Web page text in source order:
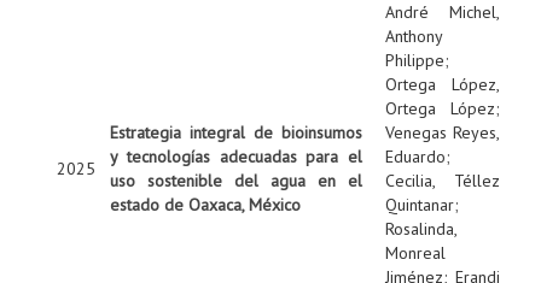
2025
Estrategia integral de bioinsumos
y tecnologías adecuadas para el
uso sostenible del agua en el
estado de Oaxaca, México
André Michel,
Anthony
Philippe;
Ortega López,
Ortega López;
Venegas Reyes,
Eduardo;
Cecilia, Téllez
Quintanar;
Rosalinda,
Monreal
Jiménez; Erandi